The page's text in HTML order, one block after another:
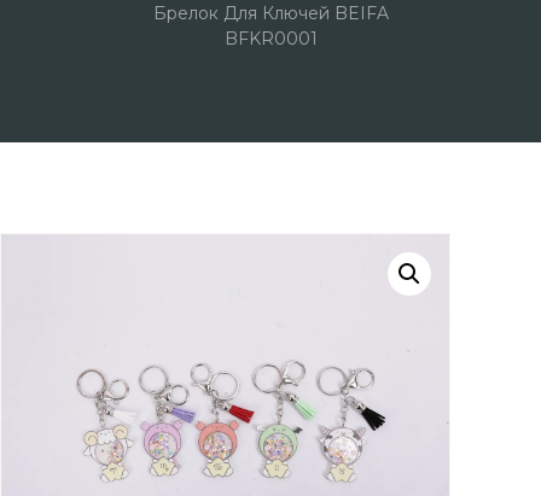
Брелок Для Ключей BEIFA
BFKR0001